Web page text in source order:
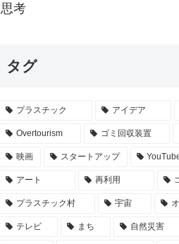
思考
タグ
プラスチック アイデア
Overtourism ゴミ回収装置
映画 スタートアップ
アート 再利用
プラスチック村 宇宙
テレビ まち 自然災害